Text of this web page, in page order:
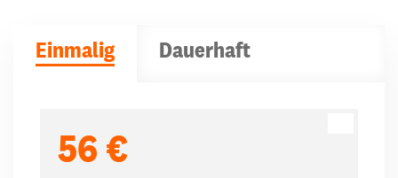
Einmalig Dauerhaft
56 €